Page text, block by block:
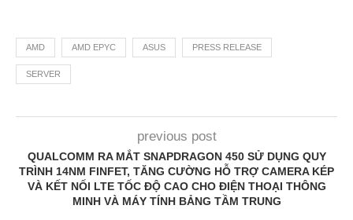
AMD AMD EPYC ASUS PRESS RELEASE
SERVER
previous post
QUALCOMM RA MẮT SNAPDRAGON 450 SỬ DỤNG QUY
TRÌNH 14NM FINFET, TĂNG CƯỜNG HỖ TRỢ CAMERA KÉP
VÀ KẾT NỐI LTE TỐC ĐỘ CAO CHO ĐIỆN THOẠI THÔNG
MINH VÀ MÁY TÍNH BẢNG TẦM TRUNG